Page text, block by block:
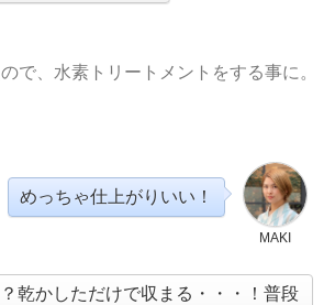
で、水素トリートメントをする事に。
MAKI
めっちゃ仕上がりいい！
乾かしただけで収まる・・・！普段